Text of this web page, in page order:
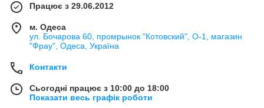
Працює з 29.06.2012
м. Одеса
ул. Бочарова 60, промрынок "Котовский", О-1, магазин
"Фрау", Одеса, Україна
Контакти
Сьогодні працює з 10:00 до 18:00
Показати весь графік роботи